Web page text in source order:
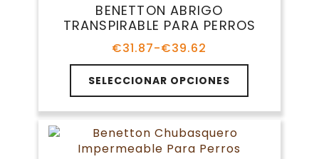
pueden
en
página
de
producto
BENETTON ABRIGO
TRANSPIRABLE PARA PERROS
€31.87-€39.62
Rango
de
precios:
desde
€31.87
hasta
€39.62
SELECCIONAR OPCIONES
Este
producto
tiene
múltiples
variantes.
Las